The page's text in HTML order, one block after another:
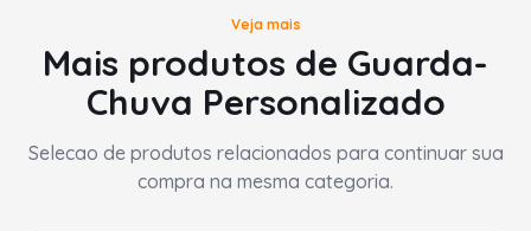
Veja mais
Mais produtos de Guarda-
Chuva Personalizado
Selecao de produtos relacionados para continuar sua
compra na mesma categoria.